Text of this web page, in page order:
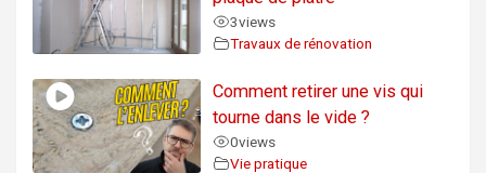
3views
Travaux de rénovation
Comment retirer une vis qui
tourne dans le vide ?
0views
Vie pratique